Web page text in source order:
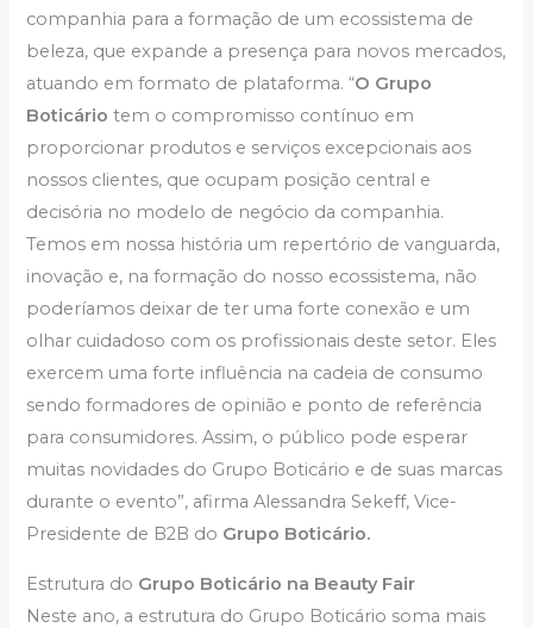
companhia para a formação de um ecossistema de
beleza, que expande a presença para novos mercados,
atuando em formato de plataforma. “O Grupo
Boticário tem o compromisso contínuo em
proporcionar produtos e serviços excepcionais aos
nossos clientes, que ocupam posição central e
decisória no modelo de negócio da companhia.
Temos em nossa história um repertório de vanguarda,
inovação e, na formação do nosso ecossistema, não
poderíamos deixar de ter uma forte conexão e um
olhar cuidadoso com os profissionais deste setor. Eles
exercem uma forte influência na cadeia de consumo
sendo formadores de opinião e ponto de referência
para consumidores. Assim, o público pode esperar
muitas novidades do Grupo Boticário e de suas marcas
durante o evento”, afirma Alessandra Sekeff, Vice-
Presidente de B2B do Grupo Boticário.
Estrutura do Grupo Boticário na Beauty Fair
Neste ano, a estrutura do Grupo Boticário soma mais